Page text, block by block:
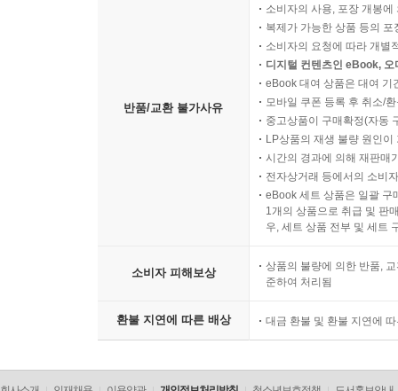
반품/교환 불가사유
소비자의 사용, 포장 개봉
복제가 가능한 상품 등의
소비자의 요청에 따라 개별
디지털 컨텐츠인 eBook,
eBook 대여 상품은 대여 기
모바일 쿠폰 등록 후 취소/
중고상품이 구매확정(자동
LP상품의 재생 불량 원인
시간의 경과에 의해 재판매
전자상거래 등에서의 소비
eBook 세트 상품은 일괄 구
1개의 상품으로 취급 및 판
우, 세트 상품 전부 및 세트
소비자 피해보상
상품의 불량에 의한 반품,
준하여 처리됨
환불 지연에 따른 배상 대금 환불 및 환불 지연에